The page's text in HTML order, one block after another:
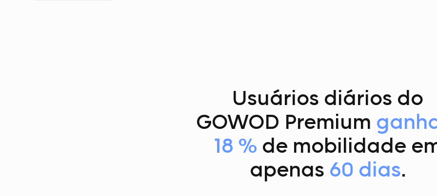
Usuários diários do
GOWOD Premium
18 % de mobilidade
apenas 60 dias.